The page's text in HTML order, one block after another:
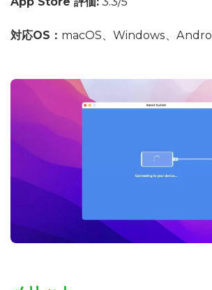
対応OS： macOS、Windows、